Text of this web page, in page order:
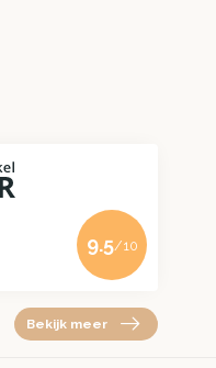
9.5/10
Bekijk meer